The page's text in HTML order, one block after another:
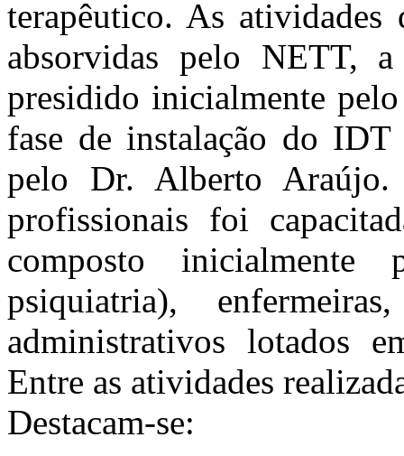
terapêutico. As
absorvidas pelo NETT,
presidido inicialmente
fase de instalação do
pelo Dr. Alberto
profissionais foi
composto inicialmente
psiquiatria),
administrativos lotados
Entre as atividades
Destacam-se: